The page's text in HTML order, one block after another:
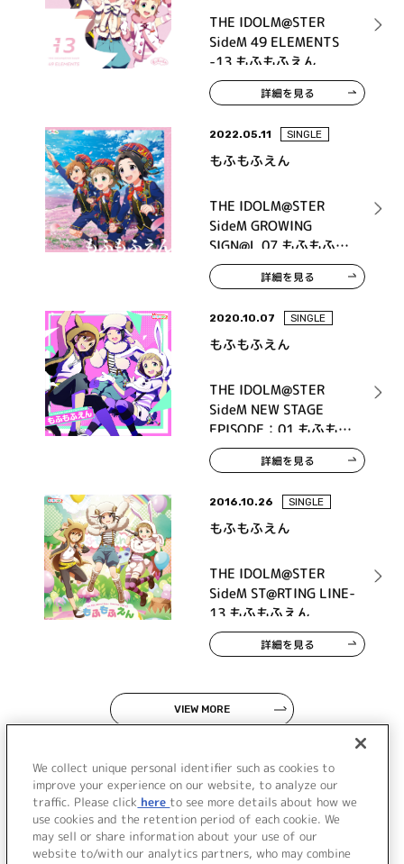
THE IDOLM@STER
SideM 49 ELEMENTS
-13 もふもふえん
詳細を見る
2022.05.11 SINGLE
もふもふえん
THE IDOLM@STER
SideM GROWING
SIGN@L 07 もふもふえ
ん
詳細を見る
2020.10.07 SINGLE
もふもふえん
THE IDOLM@STER
SideM NEW STAGE
EPISODE：01 もふもふ
えん
詳細を見る
2016.10.26 SINGLE
もふもふえん
THE IDOLM@STER
SideM ST@RTING LINE-
13 もふもふえん
詳細を見る
VIEW MORE
JP
We collect unique personal identifier such as cookies to
improve your experience on our website, to analyze our
traffic. Please click here to see more details about how we
use cookies and the retention period of each cookie. We
may sell or share information about your use of our
website to/with our analytics partners, who may combine